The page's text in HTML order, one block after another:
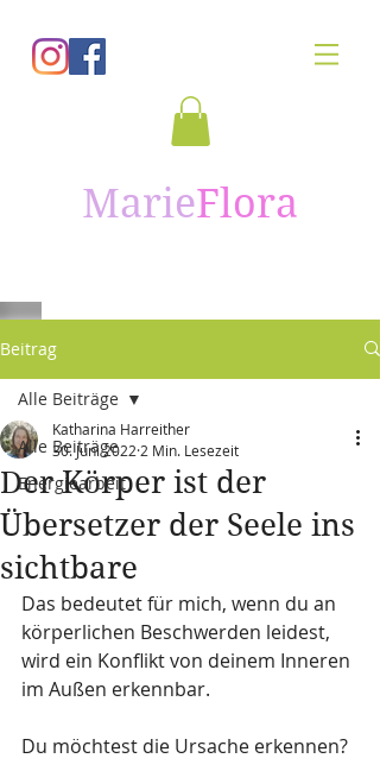
MarieFlora
Beitrag
Alle Beiträge
Energiearbeit
Alle Beiträge
Der Körper ist der
Übersetzer der Seele ins
sichtbare
Katharina Harreither
30. Juni 2022 2 Min. Lesezeit
Das bedeutet für mich, wenn du an
körperlichen Beschwerden leidest,
wird ein Konflikt von deinem Inneren
im Außen erkennbar.
Du möchtest die Ursache erkennen?